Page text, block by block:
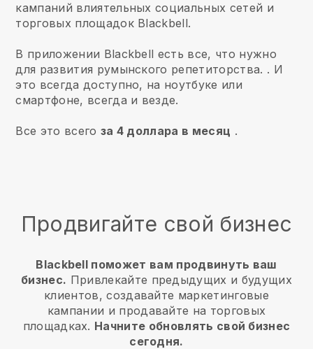
кампаний влиятельных социальных сетей и
торговых площадок Blackbell.
В приложении Blackbell есть все, что нужно
для развития румынского репетиторства. . И
это всегда доступно, на ноутбуке или
смартфоне, всегда и везде.
Все это всего за 4 доллара в месяц .
Продвигайте свой бизнес
Blackbell поможет вам продвинуть ваш
бизнес. Привлекайте предыдущих и будущих
клиентов, создавайте маркетинговые
кампании и продавайте на торговых
площадках. Начните обновлять свой бизнес
сегодня.